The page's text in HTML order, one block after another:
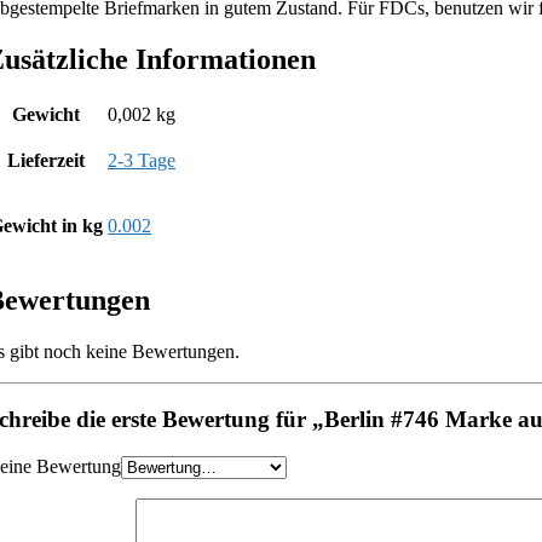
Briefmarken in gutem Zustand. Für FDCs, benutzen wir
Informationen
Gewicht 0,002 kg
Lieferzeit 2-3 Tage
in kg 0.002
gibt noch keine Bewertungen.
die erste Bewertung für „Berlin #746 Marke
Bewertung